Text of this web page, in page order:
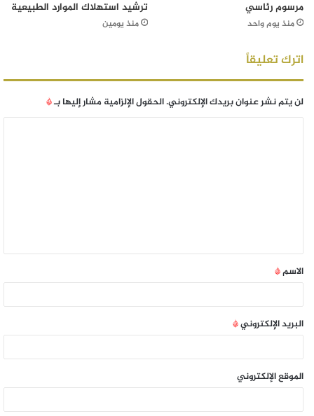
مرسوم رئاسي
منذ يوم واحد
ترشيد استهلاك الموارد الطبيعية
منذ يومين
اترك تعليقاً
لن يتم نشر عنوان بريدك الإلكتروني.الحقول الإلزامية مشار إليها بـ*
الاسم*
البريد الإلكتروني*
الموقع الإلكتروني